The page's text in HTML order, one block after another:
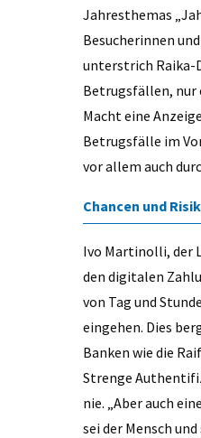
Jahresthemas
Besucherinnen
unterstrich Raika-
Betrugsfällen, nur
Macht eine
Betrugsfälle im
vor allem auch
Chancen und
Ivo Martinolli, der
den digitalen
von Tag und
eingehen. Dies
Banken wie die
Strenge
nie. „Aber auch
sei der Mensch